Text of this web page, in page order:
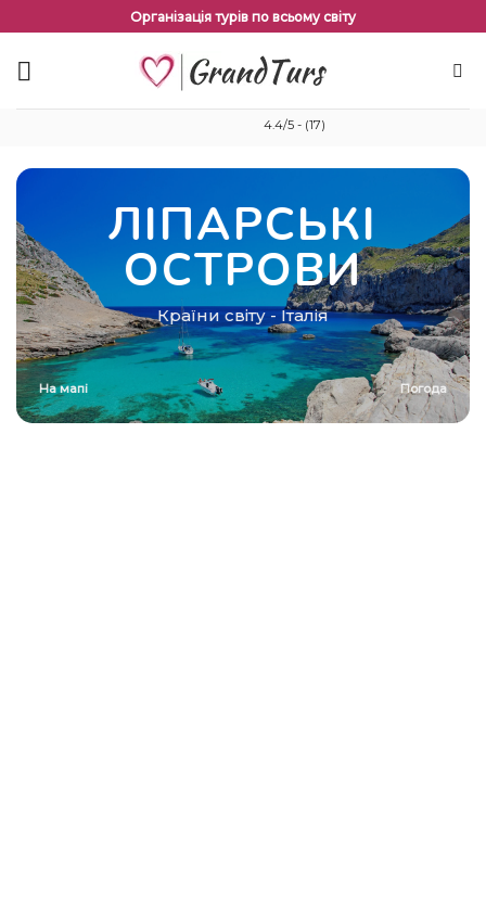
змісту
Організація турів по всьому світу
4.4/5 - (17)
ЛІПАРСЬКІ
ОСТРОВИ
Країни світу-Італія
На мапі Погода